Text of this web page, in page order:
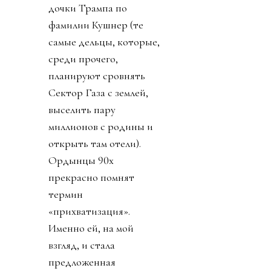
дочки Трампа по
фамилии Кушнер (те
самые дельцы, которые,
среди прочего,
планируют сровнять
Сектор Газа с землей,
выселить пару
миллионов с родины и
открыть там отели).
Ордынцы 90х
прекрасно помнят
термин
«прихватизация».
Именно ей, на мой
взгляд, и стала
предложенная